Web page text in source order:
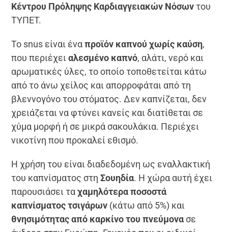
Κέντρου Πρόληψης Καρδιαγγειακών Νόσωντου
ΤΥΠΕΤ.
Το snus είναι έναπροϊόν καπνού χωρίς καύση,
που περιέχειαλεσμένο καπνό, αλάτι, νερό και
αρωματικές ύλες, το οποίο τοποθετείται κάτω
από το άνω χείλος και απορροφάται από τη
βλεννογόνο του στόματος. Δεν καπνίζεται, δεν
χρειάζεται να φτύνει κανείς και διατίθεται σε
χύμα μορφή ή σε μικρά σακουλάκια. Περιέχει
νικοτίνη που προκαλεί εθισμό.
Η χρήση του είναι διαδεδομένη ως εναλλακτική
του καπνίσματος στηΣουηδία. Η χώρα αυτή έχει
παρουσιάσει ταχαμηλότερα ποσοστά
καπνίσματος τσιγάρων (κάτω από 5%) και
θνησιμότητας από καρκίνο του πνεύμονα σε